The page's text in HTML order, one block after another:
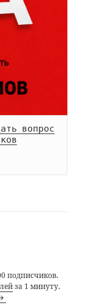
вопрос
подписчиков.
за 1 минуту.